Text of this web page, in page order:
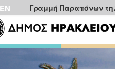
EN Γραμμή Παραπόνων